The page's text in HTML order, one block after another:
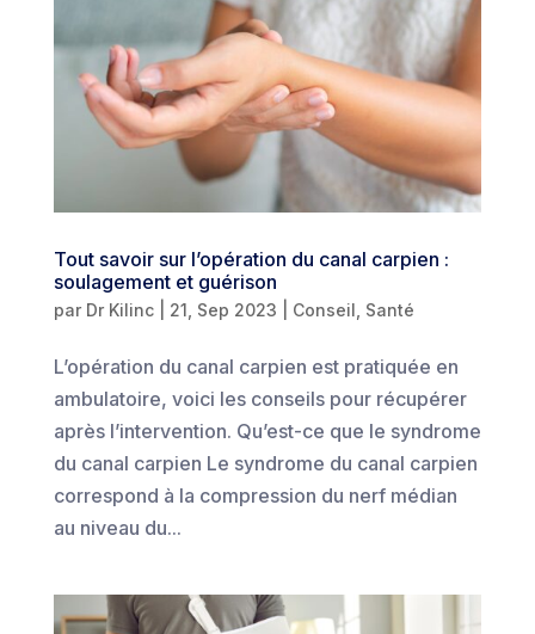
Tout savoir sur l’opération du canal carpien :
soulagement et guérison
par Dr Kilinc| 21, Sep 2023 Conseil Santé
L’opération du canal carpien est pratiquée en
ambulatoire, voici les conseils pour récupérer
après l’intervention. Qu’est-ce que le syndrome
du canal carpien Le syndrome du canal carpien
correspond à la compression du nerf médian
au niveau du...